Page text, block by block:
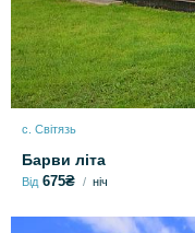
с. Світязь
Барви літа
Від 675₴ ніч